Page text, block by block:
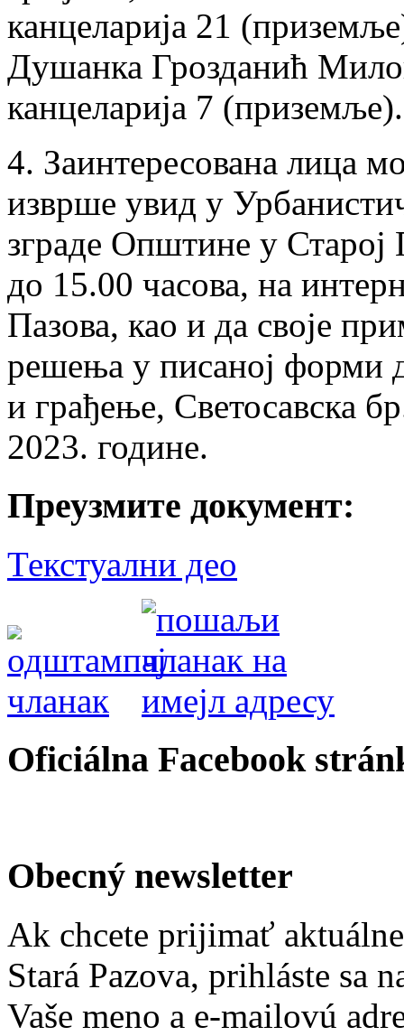
канцеларија 21
Душанка Грозданић
канцеларија 7 (приземље).
4. Заинтересована лица
изврше увид у
зграде Општине у
до 15.00 часова, на
Пазова, као и да своје
решења у писаној форми
и грађење, Светосавска
2023. године.
Преузмите документ:
Текстуални део
Oficiálna Facebook
Obecný newsletter
Ak chcete prijimať
Stará Pazova, prihláste sa
Vaše meno a e-mailovú